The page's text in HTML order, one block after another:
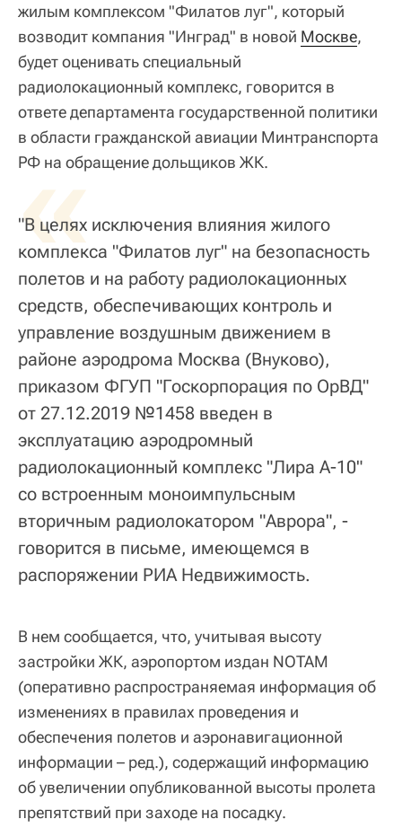
жилым комплексом "Филатов луг", который
возводит компания "Инград" в новой Москве,
будет оценивать специальный
радиолокационный комплекс, говорится в
ответе департамента государственной политики
в области гражданской авиации Минтранспорта
РФ на обращение дольщиков ЖК.
«
"В целях исключения влияния жилого
комплекса "Филатов луг" на безопасность
полетов и на работу радиолокационных
средств, обеспечивающих контроль и
управление воздушным движением в
районе аэродрома Москва (Внуково),
приказом ФГУП "Госкорпорация по ОрВД"
от 27.12.2019 №1458 введен в
эксплуатацию аэродромный
радиолокационный комплекс "Лира А-10"
со встроенным моноимпульсным
вторичным радиолокатором "Аврора", -
говорится в письме, имеющемся в
распоряжении РИА Недвижимость.
В нем сообщается, что, учитывая высоту
застройки ЖК, аэропортом издан NOTAM
(оперативно распространяемая информация об
изменениях в правилах проведения и
обеспечения полетов и аэронавигационной
информации – ред.), содержащий информацию
об увеличении опубликованной высоты пролета
препятствий при заходе на посадку.